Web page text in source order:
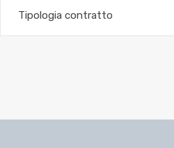
Tipologia contratto